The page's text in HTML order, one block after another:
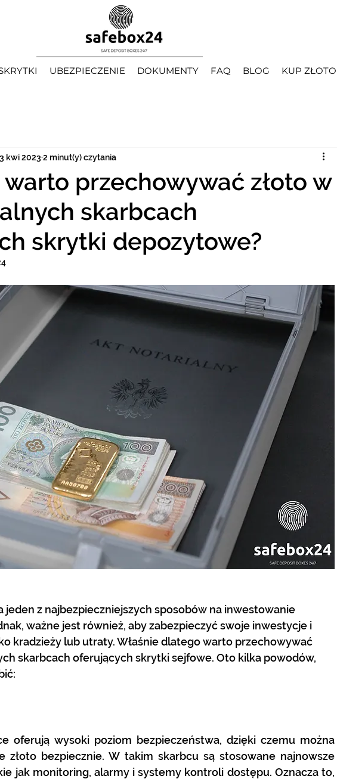
UBEZPIECZENIE DOKUMENTY FAQ BLOG KUP ZŁOTO
przechowywać złoto w
skarbcach
skrytki depozytowe?
kwi 2023 2 minut(y) czytania
jeden z najbezpieczniejszych sposobów na inwestowanie
ważne jest również, aby zabezpieczyć swoje inwestycje i
kradzieży lub utraty. Właśnie dlatego warto przechowywać
skarbcach oferujących skrytki sejfowe. Oto kilka powodów,
oferują wysoki poziom bezpieczeństwa, dzięki czemu można
złoto bezpiecznie. W takim skarbcu są stosowane najnowsze
jak monitoring, alarmy i systemy kontroli dostępu. Oznacza to,